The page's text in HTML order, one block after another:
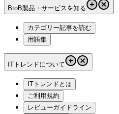
BtoB製品・サービスを知る
カテゴリー記事を読む
用語集
ITトレンドについて
ITトレンドとは
ご利用規約
レビューガイドライン